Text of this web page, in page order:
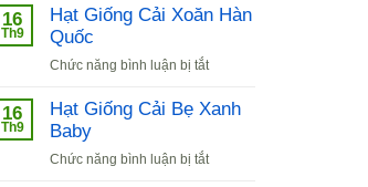
Nho
Tứ
16
Th9
Hạt Giống Cải Xoăn Hàn
Quốc
Chức năng bình luận bị tắtở
Giống
Hàn
16
Th9
Hạt Giống Cải Bẹ Xanh
Baby
Chức năng bình luận bị tắtở